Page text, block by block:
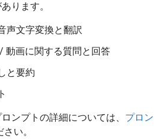
ります。
声文字変換と翻訳
動画に関する質問と回答
と要約
ンプトの詳細については、 プロン
い。